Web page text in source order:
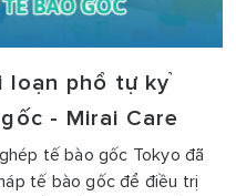
loạn phổ tự kỷ
- Mirai Care
tế bào gốc Tokyo đã
tế bào gốc để điều trị